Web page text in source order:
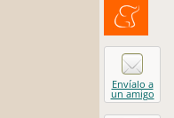
Menéalo
Envíalo a
un amigo